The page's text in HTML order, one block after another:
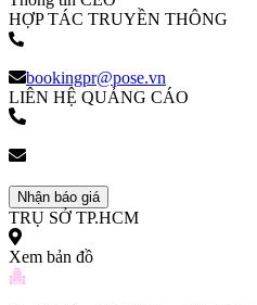
HỢP TÁC TRUYỀN THÔNG
bookingpr@pose.vn
LIÊN HỆ QUẢNG CÁO
Nhận báo giá
TRỤ SỞ TP.HCM
Xem bản đồ